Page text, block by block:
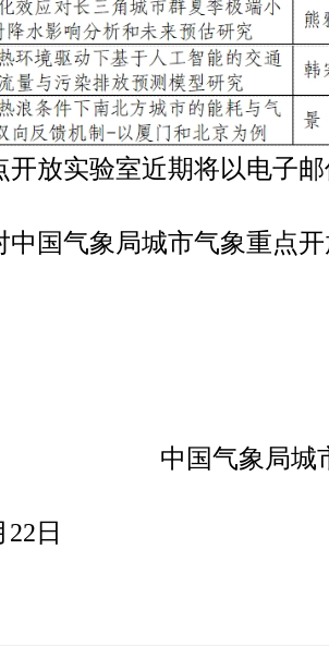
放实验室近期将以电子
国气象局城市气象重点
中国气象局城
日